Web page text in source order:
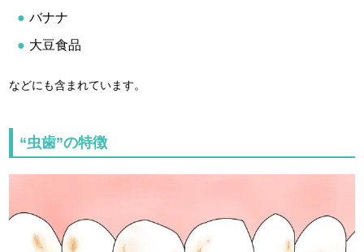
バナナ
大豆食品
などにも含まれています。
“虫歯”の特徴